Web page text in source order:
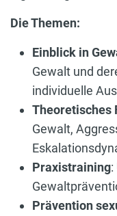
Die Themen:
Einblick in
Gewalt und
individuelle
Theoretisches
Gewalt,
Praxistraining
Prävention